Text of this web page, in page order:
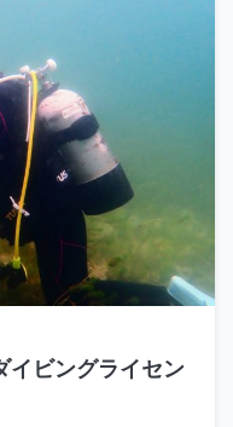
ビングライセン